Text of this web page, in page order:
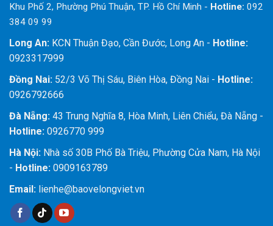
Khu Phố 2, Phường Phú Thuận, TP. Hồ Chí Minh - Hotline: 092
384 09 99
Long An: KCN Thuận Đạo, Cần Đước, Long An - Hotline:
0923317999
Đồng Nai: 52/3 Võ Thị Sáu, Biên Hòa, Đồng Nai - Hotline:
0926792666
Đà Nẵng: 43 Trung Nghĩa 8, Hòa Minh, Liên Chiểu, Đà Nẵng -
Hotline: 0926770 999
Hà Nội: Nhà số 30B Phố Bà Triệu, Phường Cửa Nam, Hà Nội
- Hotline: 0909163789
Email: lienhe@baovelongviet.vn